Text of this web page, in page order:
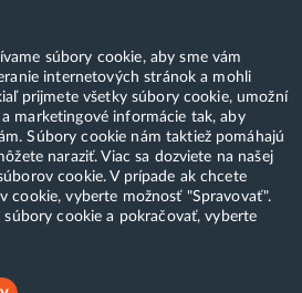
súbory cookie, aby sme vám
internetových stránok a mohli
prijmete všetky súbory cookie, umožní
marketingové informácie tak, aby
Súbory cookie nám taktiež pomáhajú
naraziť. Viac sa dozviete na našej
cookie. V prípade ak chcete
cookie, vyberte možnosť "Spravovať".
súbory cookie a pokračovať, vyberte
Všetky práva vyhradené